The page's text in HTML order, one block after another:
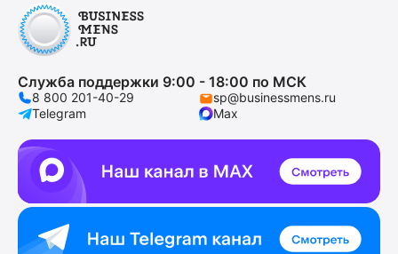
Служба поддержки 9:00 - 18:00 по МСК
8 800 201-40-29
sp@businessmens.ru
Telegram
Max